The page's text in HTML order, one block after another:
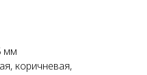
мм
коричневая,